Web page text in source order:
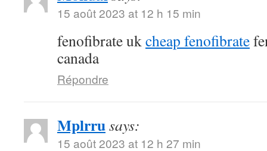
15 août 2023 at 12 h 15 min
fenofibrate ukcheap fenofibrate
canada
Répondre
Mplrrusays:
15 août 2023 at 12 h 27 min